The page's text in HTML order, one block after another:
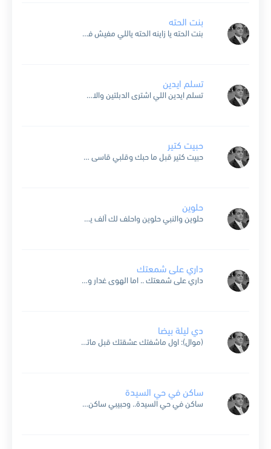
بنت الحته
بنت الحته يا زاينه الحته ياللي مفيش في حلاوتك سته .. واللي في سنك غايرين منك مش طايلين من حسنك حته .. يا بنت الحته .. يا زاينه الحته لما...
تسلم ايدين
تسلم ايدين اللي اشترى الدبلتين والاسوره انا لما دريت من فرحتي جيت وح اقدم من عندي هديه دستة مناديل منظرها جميل مع تحفه من الورد وصيه وعلى الأرغول راح اغني...
حبيت كتير
حبيت كتير قبل ما حبك وقلبي قاسى كتير فهواك علشان كده بيسعدني لقاءك واتمنى اعيش العمر معاك انت اللي وحدك حبتني وخلقت من حبك جنه وانت اللي وحدك هنتني والقلب...
حلوين
حلوين والنبي حلوين واحلف لك ألف يمين بس انت استنى عليا على مهلك حلمك بيا ده رموشك تسحر ميه وعنيك تفتن ملاين حلوين ويا محلى رموشهم واحلف ولا رمش غزال...
داري على شمعتك
داري على شمعتك .. اما الهوى غدار واصبر على قسمتك .. وابعد عن الأفكار راح تشكي لمين .. داري والناس قاسين .. داري ده لو داريت ع الشمع يقيد .. ويوم...
دي ليلة بيضا
(موال): اول ماشفتك عشقتك قبل ماتكلم ناسي قلبي ندهلي وقال لي ماتسلم خوفت اسلم تفوتني وقلبي يتألم ان لقيتك نازل لقيتك برمش العين بتغمزلي فرح فؤادي وقالي ياسلام سلم والطير...
ساكن في حي السيدة
ساكن في حي السيدة.. وحبيبي ساكن في الحسين وعلشان أنول كل الرضا.. يوماتي أروحلو مرتين علشان حبيبي زي الغزال.. يوماتي أهجر حيّنا وكل واحد عني قال عني.. عاشق وقلبو مش...